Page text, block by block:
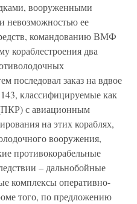
вооруженными
невозможностью ее
командованию ВМФ
кораблестроения два
последовал заказ на вдвое
классифицируемые как
с авиационным
на этих кораблях,
вооружения,
противокорабельные
– дальнобойные
комплексы оперативно-
того, по предложению